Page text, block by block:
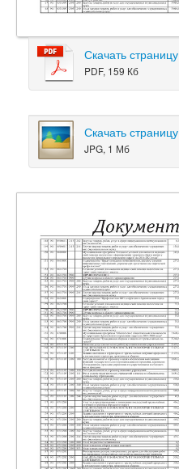
Скачать страницу
PDF, 159 Кб
Скачать страницу
JPG, 1 Мб